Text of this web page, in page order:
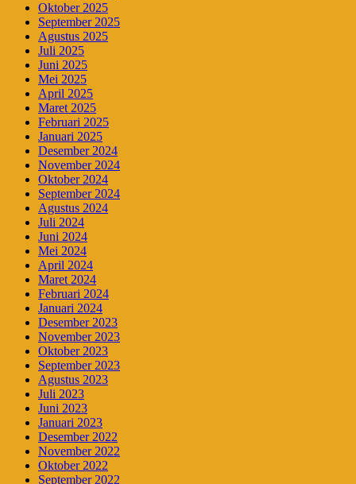
Oktober 2025
September 2025
Agustus 2025
Juli 2025
Juni 2025
Mei 2025
April 2025
Maret 2025
Februari 2025
Januari 2025
Desember 2024
November 2024
Oktober 2024
September 2024
Agustus 2024
Juli 2024
Juni 2024
Mei 2024
April 2024
Maret 2024
Februari 2024
Januari 2024
Desember 2023
November 2023
Oktober 2023
September 2023
Agustus 2023
Juli 2023
Juni 2023
Januari 2023
Desember 2022
November 2022
Oktober 2022
September 2022